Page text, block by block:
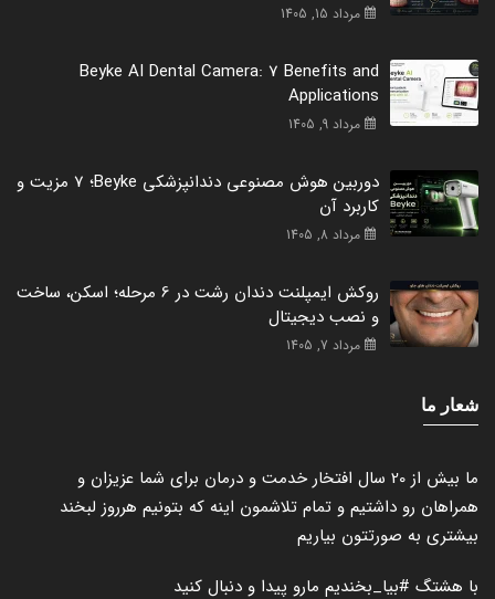
مرداد 15, 1405
Beyke AI Dental Camera: 7 Benefits and
Applications
مرداد 9, 1405
دوربین هوش مصنوعی دندانپزشکی Beyke؛ 7 مزیت و
کاربرد آن
مرداد 8, 1405
روکش ایمپلنت دندان رشت در 6 مرحله؛ اسکن، ساخت
و نصب دیجیتال
مرداد 7, 1405
شعار ما
ما بیش از 20 سال افتخار خدمت و درمان برای شما عزیزان و
همراهان رو داشتیم و تمام تلاشمون اینه که بتونیم هرروز لبخند
بیشتری به صورتتون بیاریم
با هشتگ #بیا_بخندیم مارو پیدا و دنبال کنید